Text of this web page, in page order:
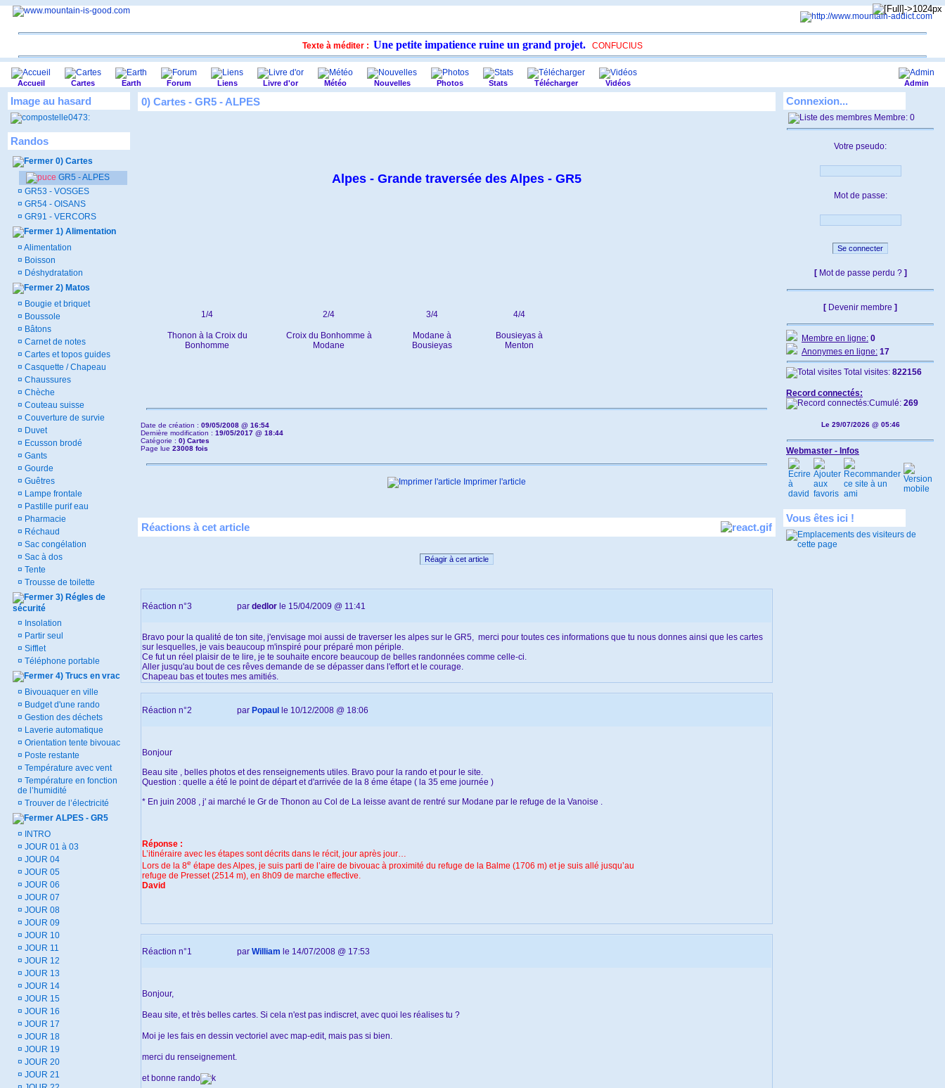
Texte à méditer : Une petite impatience ruine un grand projet. CONFUCIUS
Admin
Accueil Cartes Earth Forum Liens Livre d'or Météo Nouvelles Photos Stats Télécharger Vidéos
Image au hasard
Randos
0) Cartes
GR5 - ALPES
¤ GR53 - VOSGES
¤ GR54 - OISANS
¤ GR91 - VERCORS
1) Alimentation
¤ Alimentation
¤ Boisson
¤ Déshydratation
2) Matos
¤ Bougie et briquet
¤ Boussole
¤ Bâtons
¤ Carnet de notes
¤ Cartes et topos guides
¤ Casquette / Chapeau
¤ Chaussures
¤ Chèche
¤ Couteau suisse
¤ Couverture de survie
¤ Duvet
¤ Ecusson brodé
¤ Gants
¤ Gourde
¤ Guêtres
¤ Lampe frontale
¤ Pastille purif eau
¤ Pharmacie
¤ Réchaud
¤ Sac congélation
¤ Sac à dos
¤ Tente
¤ Trousse de toilette
3) Régles de
sécurité
¤ Insolation
¤ Partir seul
¤ Sifflet
¤ Téléphone portable
4) Trucs en vrac
¤ Bivouaquer en ville
¤ Budget d'une rando
¤ Gestion des déchets
¤ Laverie automatique
¤ Orientation tente bivouac
¤ Poste restante
¤ Température avec vent
¤ Température en fonction
de l’humidité
¤ Trouver de l’électricité
ALPES - GR5
¤ INTRO
¤ JOUR 01 à 03
¤ JOUR 04
¤ JOUR 05
¤ JOUR 06
¤ JOUR 07
¤ JOUR 08
¤ JOUR 09
¤ JOUR 10
¤ JOUR 11
¤ JOUR 12
¤ JOUR 13
¤ JOUR 14
¤ JOUR 15
¤ JOUR 16
¤ JOUR 17
¤ JOUR 18
¤ JOUR 19
¤ JOUR 20
¤ JOUR 21
0) Cartes - GR5 - ALPES
Alpes - Grande traversée des Alpes - GR5
1/4
Thonon à la Croix du
Bonhomme
2/4
Croix du Bonhomme à
Modane
3/4
Modane à
Bousieyas
4/4
Bousieyas à
Menton
Date de création : 09/05/2008 @ 16:54
Dernière modification : 19/05/2017 @ 18:44
Catégorie : 0) Cartes
Page lue 23008 fois
Imprimer l'article
Réactions à cet article
Réagir à cet article
Réaction n°3 par dedlor le 15/04/2009 @ 11:41
Bravo pour la qualité de ton site, j'envisage moi aussi de traverser les alpes sur le GR5, merci pour toutes ces informations que tu nous donnes ainsi que les cartes
sur lesquelles, je vais beaucoup m'inspiré pour préparé mon périple.
Ce fut un réel plaisir de te lire, je te souhaite encore beaucoup de belles randonnées comme celle-ci.
Aller jusqu'au bout de ces rêves demande de se dépasser dans l'effort et le courage.
Chapeau bas et toutes mes amitiés.
Réaction n°2 par Popaul le 10/12/2008 @ 18:06
Bonjour
Beau site , belles photos et des renseignements utiles. Bravo pour la rando et pour le site.
Question : quelle a été le point de départ et d'arrivée de la 8 éme étape ( la 35 eme journée )
* En juin 2008 , j' ai marché le Gr de Thonon au Col de La leisse avant de rentré sur Modane par le refuge de la Vanoise .
Réponse :
L’itinéraire avec les étapes sont décrits dans le récit, jour après jour…
Lors de la 8e étape des Alpes, je suis parti de l’aire de bivouac à proximité du refuge de la Balme (1706 m) et je suis allé jusqu’au
refuge de Presset (2514 m), en 8h09 de marche effective.
David
Réaction n°1 par William le 14/07/2008 @ 17:53
Bonjour,
Beau site, et très belles cartes. Si cela n'est pas indiscret, avec quoi les réalises tu ?
Moi je les fais en dessin vectoriel avec map-edit, mais pas si bien.
merci du renseignement.
et bonne rando
Connexion...
Membre: 0
Votre pseudo:
Mot de passe:
[ Mot de passe perdu ?]
[ Devenir membre ]
Membre en ligne: 0
Anonymes en ligne: 17
Total visites: 822156
Record connectés:
Cumulé: 269
Le 29/07/2026 @ 05:46
Webmaster - Infos
Vous êtes ici !